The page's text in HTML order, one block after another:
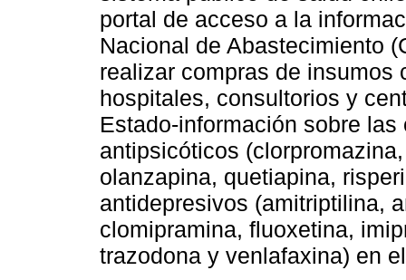
portal de acceso a la
Nacional de Abastecimiento
realizar compras de
hospitales, consultorios y
Estado-información sobre
antipsicóticos
olanzapina, quetiapina,
antidepresivos (amitriptilina,
clomipramina, fluoxetina,
trazodona y venlafaxina) en